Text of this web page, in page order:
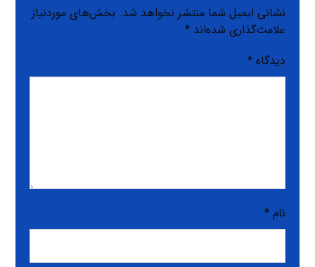
نشانی ایمیل شما منتشر نخواهد شد. بخش‌های موردنیاز
علامت‌گذاری شده‌اند*
دیدگاه*
نام*